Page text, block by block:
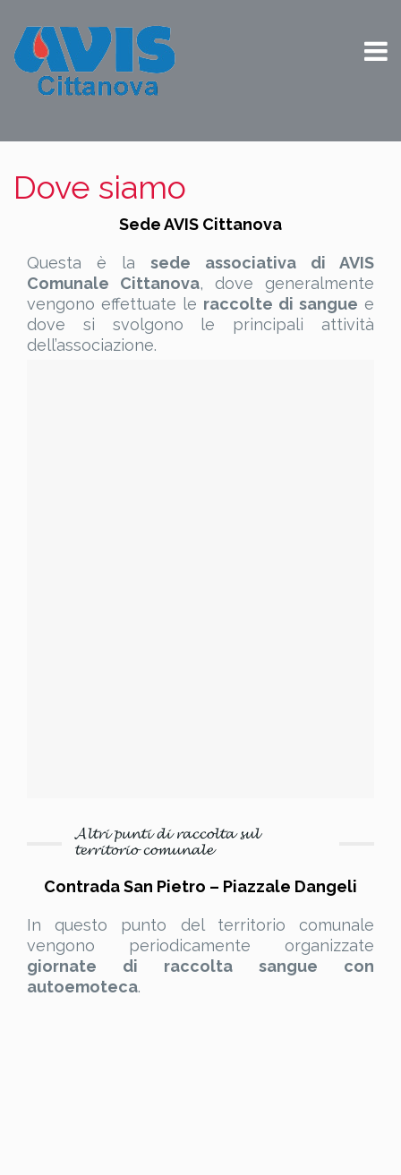
Dove siamo
Sede AVIS Cittanova
Questa è la sede associativa di AVIS
Comunale Cittanova, dove generalmente
vengono effettuate le raccolte di sangue e
dove si svolgono le principali attività
dell’associazione.
𝓐𝓵𝓽𝓻𝓲 𝓹𝓾𝓷𝓽𝓲 𝓭𝓲 𝓻𝓪𝓬𝓬𝓸𝓵𝓽𝓪 𝓼𝓾𝓵
𝓽𝓮𝓻𝓻𝓲𝓽𝓸𝓻𝓲𝓸 𝓬𝓸𝓶𝓾𝓷𝓪𝓵𝓮
Contrada San Pietro – Piazzale Dangeli
In questo punto del territorio comunale
vengono periodicamente organizzate
giornate di raccolta sangue con
autoemoteca.